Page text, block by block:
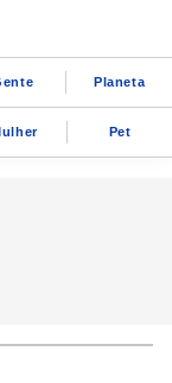
Planeta
Pet